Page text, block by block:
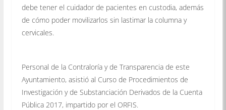
debe tener el cuidador de pacientes en custodia, además
de cómo poder movilizarlos sin lastimar la columna y
cervicales.
Personal de la Contraloría y de Transparencia de este
Ayuntamiento, asistió al Curso de Procedimientos de
Investigación y de Substanciación Derivados de la Cuenta
Pública 2017, impartido por el ORFIS.